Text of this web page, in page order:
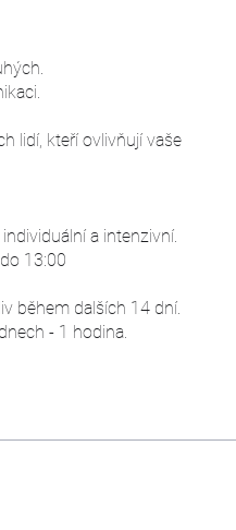
lidí, kteří ovlivňují vaše
a intenzivní.
13:00
během dalších 14 dní.
- 1 hodina.